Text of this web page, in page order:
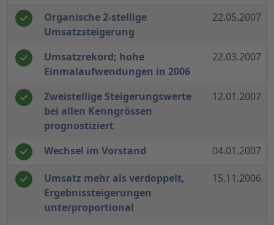
Organische 2-stellige
Umsatzsteigerung
22.05.2007
Umsatzrekord; hohe
Einmalaufwendungen in 2006
22.03.2007
Zweistellige Steigerungswerte
bei allen Kenngrössen
prognostiziert
12.01.2007
Wechsel im Vorstand 04.01.2007
Umsatz mehr als verdoppelt,
Ergebnissteigerungen
unterproportional
15.11.2006